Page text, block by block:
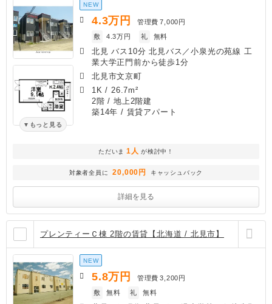
もっと見る
NEW
4.3万円 管理費 7,000円
敷
4.3万円 礼 無料
北見 バス10分 北見バス／小泉光の苑線 工
業大学正門前から徒歩1分
北見市文京町
1K / 26.7m²
2階 / 地上2階建
築14年 / 賃貸アパート
ただいま 1人 が検討中！
対象者全員に 20,000円 キャッシュバック
詳細を見る
プレンティーＣ棟 2階の賃貸【北海道 / 北見市】
NEW
5.8万円 管理費 3,200円
敷
無料 礼 無料